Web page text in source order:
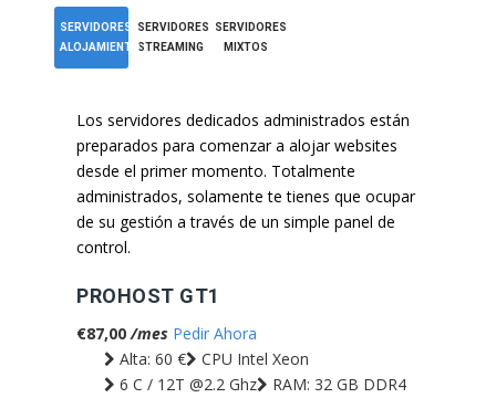
SERVIDORES
ALOJAMIENTO
SERVIDORES
STREAMING
SERVIDORES
MIXTOS
Los servidores dedicados administrados están
preparados para comenzar a alojar websites
desde el primer momento. Totalmente
administrados, solamente te tienes que ocupar
de su gestión a través de un simple panel de
control.
PROHOST GT1
€87,00/mes Pedir Ahora
Alta: 60 €
CPU Intel Xeon
6 C / 12T @2.2 Ghz
RAM: 32 GB DDR4